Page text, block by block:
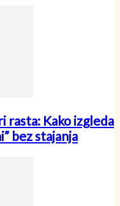
Kako izgleda
bez stajanja